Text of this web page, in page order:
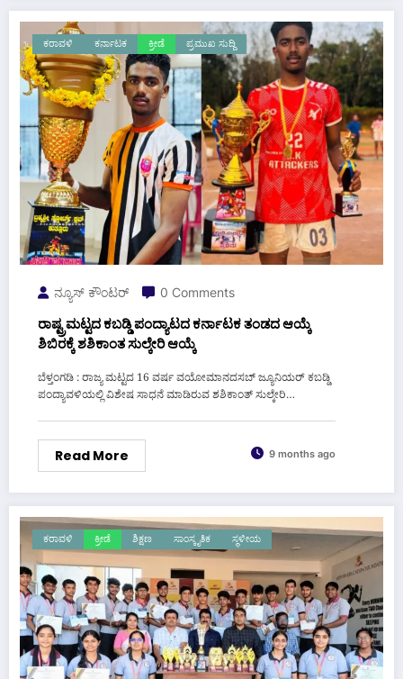
ಕರಾವಳಿ ಕರ್ನಾಟಕ ಕ್ರೀಡೆ ಪ್ರಮುಖ ಸುದ್ದಿ
ನ್ಯೂಸ್ ಕೌಂಟರ್ 0 Comments
ರಾಷ್ಟ್ರಮಟ್ಟದ ಕಬಡ್ಡಿ ಪಂದ್ಯಾಟದ ಕರ್ನಾಟಕ ತಂಡದ ಆಯ್ಕೆ
ಶಿಬಿರಕ್ಕೆ ಶಶಿಕಾಂತ ಸುಲ್ಕೇರಿ ಆಯ್ಕೆ
ಬೆಳ್ತಂಗಡಿ : ರಾಜ್ಯ ಮಟ್ಟದ 16 ವರ್ಷ ವಯೋಮಾನದಸಬ್ ಜ್ಯೂನಿಯರ್ ಕಬಡ್ಡಿ
ಪಂದ್ಯಾವಳಿಯಲ್ಲಿ ವಿಶೇಷ ಸಾಧನೆ ಮಾಡಿರುವ ಶಶಿಕಾಂತ್ ಸುಲ್ಕೇರಿ…
Read More 9 months ago
ಕರಾವಳಿ ಕ್ರೀಡೆ ಶಿಕ್ಷಣ ಸಾಂಸ್ಕೃತಿಕ ಸ್ಥಳೀಯ